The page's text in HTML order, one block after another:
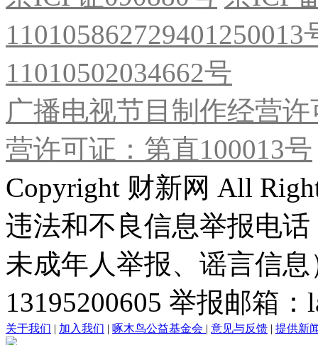
11010502034662号
广播电视节目制作经营
营许可证：第直100013号
Copyright 财新网 All
违法和不良信息举报电
未成年人举报、谣言信
13195200605 举报邮箱
关于我们 加入我们 啄木鸟公益基金会 意见与反馈 提供新